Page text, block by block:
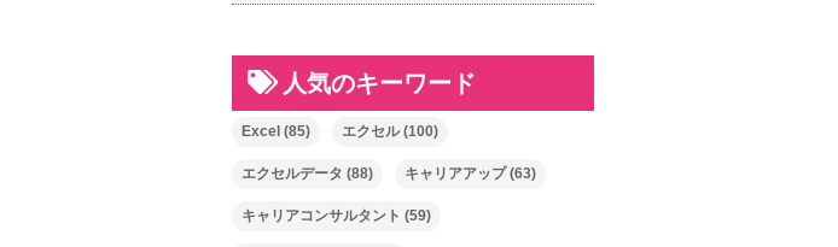
人気のキーワード
Excel (85) エクセル(100)
エクセルデータ (88) キャリアアップ(63)
キャリアコンサルタント (59)